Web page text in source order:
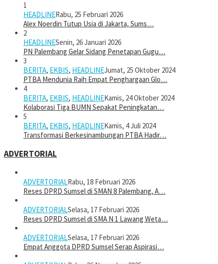
1
HEADLINERabu, 25 Februari 2026
Alex Noerdin Tutup Usia di Jakarta, Sums…
2
HEADLINESenin, 26 Januari 2026
PN Palembang Gelar Sidang Penetapan Gugu…
3
BERITA, EKBIS, HEADLINEJumat, 25 Oktober 2024
PTBA Mendunia Raih Empat Penghargaan Glo…
4
BERITA, EKBIS, HEADLINEKamis, 24 Oktober 2024
Kolaborasi Tiga BUMN Sepakat Peningkatan…
5
BERITA, EKBIS, HEADLINEKamis, 4 Juli 2024
Transformasi Berkesinambungan PTBA Hadir…
ADVERTORIAL
ADVERTORIALRabu, 18 Februari 2026
Reses DPRD Sumsel di SMAN 8 Palembang, A…
ADVERTORIALSelasa, 17 Februari 2026
Reses DPRD Sumsel di SMA N 1 Lawang Weta…
ADVERTORIALSelasa, 17 Februari 2026
Empat Anggota DPRD Sumsel Serap Aspirasi…